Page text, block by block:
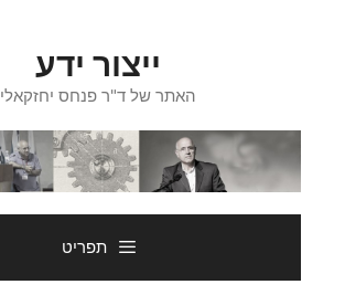
ייצור ידע
האתר של ד"ר פנחס יחזקאלי
תפריט